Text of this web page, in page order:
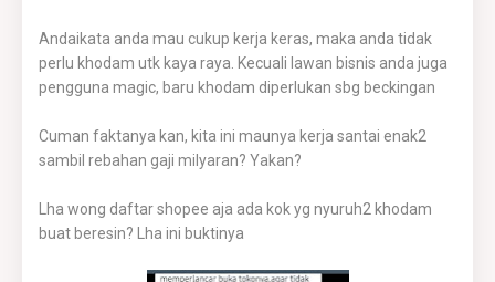
Andaikata anda mau cukup kerja keras, maka anda tidak
perlu khodam utk kaya raya. Kecuali lawan bisnis anda juga
pengguna magic, baru khodam diperlukan sbg beckingan
Cuman faktanya kan, kita ini maunya kerja santai enak2
sambil rebahan gaji milyaran? Yakan?
Lha wong daftar shopee aja ada kok yg nyuruh2 khodam
buat beresin? Lha ini buktinya